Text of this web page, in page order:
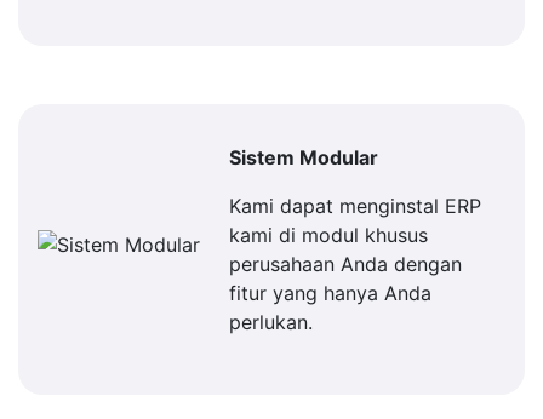
Sistem Modular
Kami dapat menginstal ERP
kami di modul khusus
perusahaan Anda dengan
fitur yang hanya Anda
perlukan.